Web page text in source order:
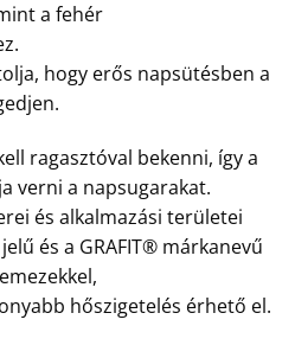
a fehér
hogy erős napsütésben a
ragasztóval bekenni, így a
verni a napsugarakat.
és alkalmazási területei
és a GRAFIT® márkanevű
hőszigetelés érhető el.